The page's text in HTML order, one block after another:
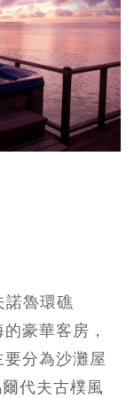
諾魯環礁
豪華客房，
分為沙灘屋
代夫古樸風